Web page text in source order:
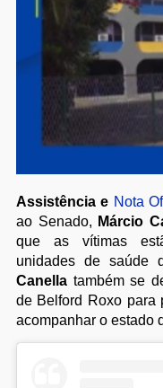
Assistência e Nota
ao Senado, Márcio
que as vítimas
unidades de saúde
Canellatambém se
de Belford Roxo para
acompanhar o estado